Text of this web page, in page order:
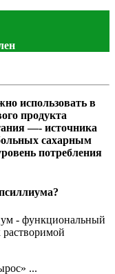
использовать в
продукта
—- источника
сахарным
потребления
- функциональный
...